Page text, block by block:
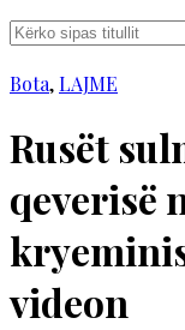
Bota,LAJME
Rusët
qeverisë
videon